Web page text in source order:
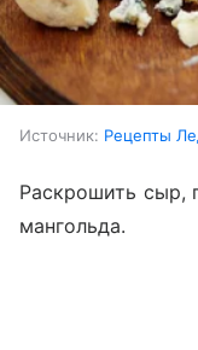
Источник: Рецепты
Раскрошить сыр,
мангольда.